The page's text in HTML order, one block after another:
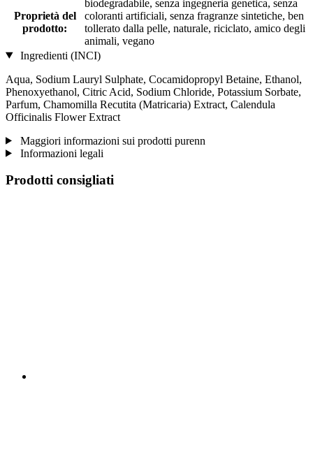
Proprietà del
prodotto:
biodegradabile, senza ingegneria genetica, senza
coloranti artificiali, senza fragranze sintetiche, ben
tollerato dalla pelle, naturale, riciclato, amico degli
animali, vegano
Ingredienti (INCI)
Aqua, Sodium Lauryl Sulphate, Cocamidopropyl Betaine, Ethanol,
Phenoxyethanol, Citric Acid, Sodium Chloride, Potassium Sorbate,
Parfum, Chamomilla Recutita (Matricaria) Extract, Calendula
Officinalis Flower Extract
Maggiori informazioni sui prodotti purenn
Informazioni legali
Prodotti consigliati